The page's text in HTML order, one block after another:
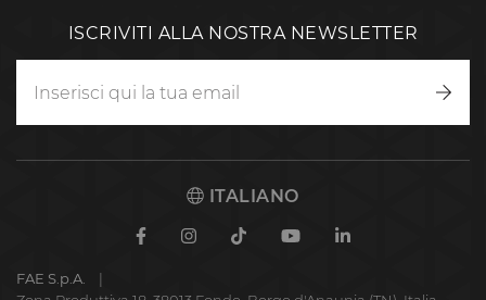
ISCRIVITI ALLA NOSTRA NEWSLETTER
ITALIANO
FacebookInstagram
TikTokYoutubeLinkedin
FAE S.p.A.